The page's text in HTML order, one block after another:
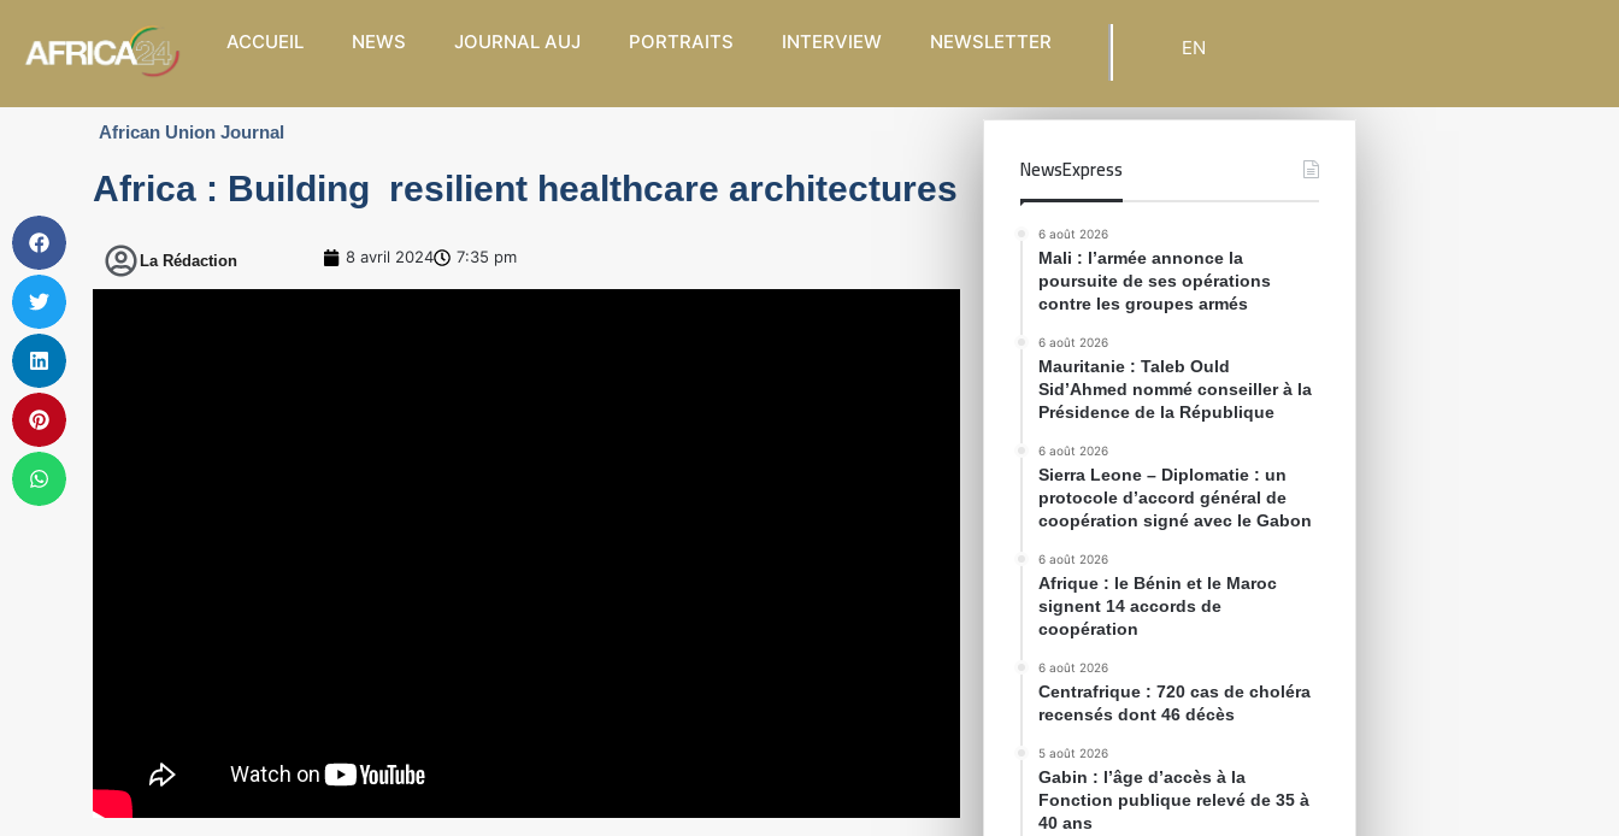
ACCUEIL NEWS JOURNAL AUJ PORTRAITS INTERVIEW NEWSLETTER EN
African Union Journal
Africa : Building resilient healthcare architectures
La Rédaction 8 avril 2024 7:35 pm
NewsExpress
6 août 2026
Mali : l’armée annonce la
poursuite de ses opérations
contre les groupes armés
6 août 2026
Mauritanie : Taleb Ould
Sid’Ahmed nommé conseiller à la
Présidence de la République
6 août 2026
Sierra Leone – Diplomatie : un
protocole d’accord général de
coopération signé avec le Gabon
6 août 2026
Afrique : le Bénin et le Maroc
signent 14 accords de
coopération
6 août 2026
Centrafrique : 720 cas de choléra
recensés dont 46 décès
5 août 2026
Gabin : l’âge d’accès à la
Fonction publique relevé de 35 à
40 ans